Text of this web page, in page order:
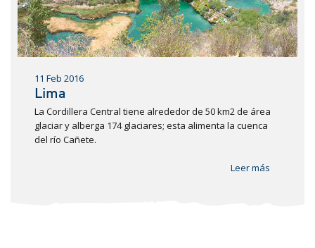
11 Feb 2016
Lima
La Cordillera Central tiene alrededor de 50 km2 de área
glaciar y alberga 174 glaciares; esta alimenta la cuenca
del río Cañete.
Leer más